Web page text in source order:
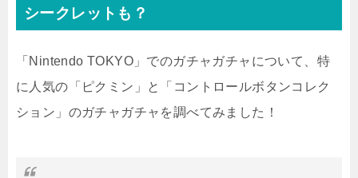
シークレットも？
「Nintendo TOKYO」でのガチャガチャについて、特
に人気の「ピクミン」と「コントロールボタンコレク
ション」のガチャガチャを調べてみました！